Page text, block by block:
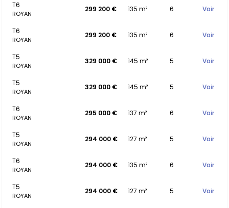
T6
ROYAN
299 200 € 135 m² 6 Voir
T6
ROYAN
299 200 € 135 m² 6 Voir
T5
ROYAN
329 000 € 145 m² 5 Voir
T5
ROYAN
329 000 € 145 m² 5 Voir
T6
ROYAN
295 000 € 137 m² 6 Voir
T5
ROYAN
294 000 € 127 m² 5 Voir
T6
ROYAN
294 000 € 135 m² 6 Voir
T5
ROYAN
294 000 € 127 m² 5 Voir